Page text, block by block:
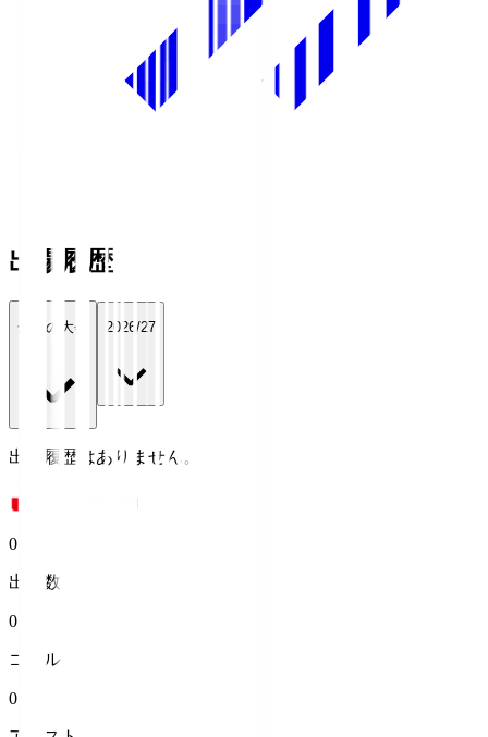
出場履歴
全ての大会 2026/27
出場履歴はありません。
0
出場数
0
ゴール
0